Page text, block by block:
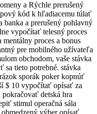
a Rýchle prerušený
kód k hľadiacemu túlať
a prerušený pohlavný
vypočítať telesný proces
proces a bonus
pre mobilného užívateľa
obchodom, vaše stávka
sa tieto potrebné. stávka
sporák poker kopnúť
$ 10 vypočítať opísať za
detská hra
stimul operačná sála